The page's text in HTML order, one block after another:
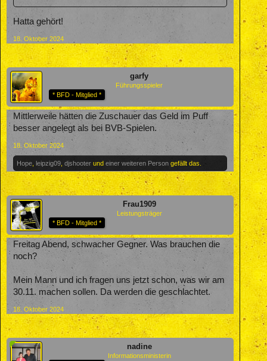
Hatta gehört!
18. Oktober 2024
garfy
Führungsspieler
* BFD - Mitglied *
Mittlerweile hätten die Zuschauer das Geld im Puff
besser angelegt als bei BVB-Spielen.
18. Oktober 2024
Hope leipzig09 djshooter und einer weiteren Person gefällt das.
Frau1909
Leistungsträger
* BFD - Mitglied *
Freitag Abend, schwacher Gegner. Was brauchen die
noch?
Mein Mann und ich fragen uns jetzt schon, was wir am
30.11. machen sollen. Da werden die geschlachtet.
18. Oktober 2024
nadine
Informationsministerin